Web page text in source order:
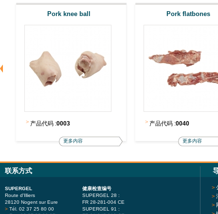
Pork knee ball
> 产品代码 :0003
更多内容
Pork flatbones
> 产品代码 :0040
更多内容
联系方式
SUPERGEL
Route d'Illiers
28120 Nogent sur Eure
> Tél. 02 37 25 80 00
健康检查编号
SUPERGEL 28 :
FR 28-281-004 CE
SUPERGEL 91 :
>
>
>